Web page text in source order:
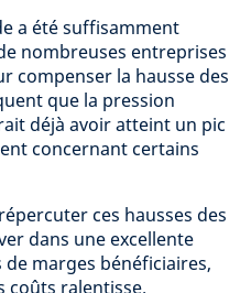
a été suffisamment
nombreuses entreprises
compenser la hausse des
que la pression
déjà avoir atteint un pic
concernant certains
ces hausses des
dans une excellente
marges bénéficiaires,
coûts ralentisse.